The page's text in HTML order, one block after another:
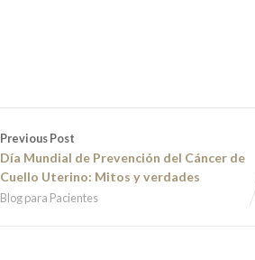
Previous Post
Día Mundial de Prevención del Cáncer de
Cuello Uterino: Mitos y verdades
Blog para Pacientes